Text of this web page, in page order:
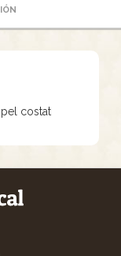
costat